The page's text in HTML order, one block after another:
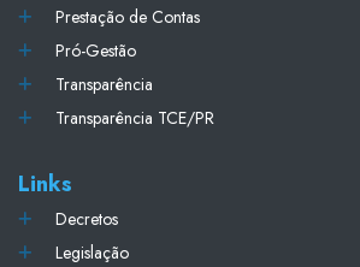
Prestação de Contas
Pró-Gestão
Transparência
Transparência TCE/PR
Links
Decretos
Legislação